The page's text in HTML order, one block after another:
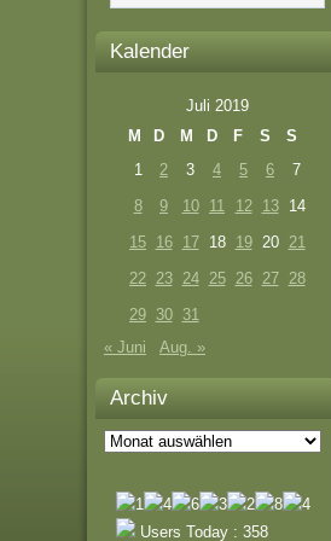
Kalender
Juli 2019
M
D M D F S
S
1
2 3 4 5 6
7
8
9 10 11 12 13
14
15 16 17 18 19 20 21
22 23 24 25 26 27 28
29 30
31
« Juni
Aug. »
Archiv
Archiv
Users Today : 358